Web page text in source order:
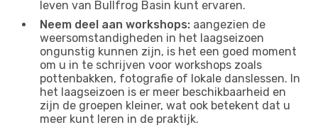
leven van Bullfrog Basin kunt ervaren.
Neem deel aan workshops: aangezien de
weersomstandigheden in het laagseizoen
ongunstig kunnen zijn, is het een goed moment
om u in te schrijven voor workshops zoals
pottenbakken, fotografie of lokale danslessen. In
het laagseizoen is er meer beschikbaarheid en
zijn de groepen kleiner, wat ook betekent dat u
meer kunt leren in de praktijk.